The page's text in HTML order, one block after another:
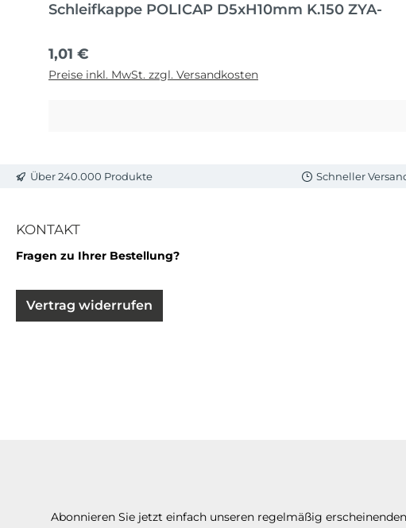
Schleifkappe POLICAP D5xH10mm K.150 ZYA-
Regulärer Preis:
1,01 €
Preise inkl. MwSt. zzgl. Versandkosten
Über 240.000 Produkte Schneller
KONTAKT
Fragen zu Ihrer Bestellung?
Vertrag widerrufen
Abonnieren Sie jetzt einfach unseren regelmäßig